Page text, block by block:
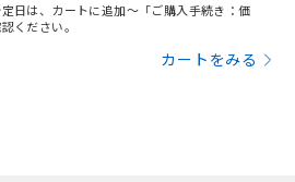
日は、カートに追加～「ご購入手続き：価
ください。
カートをみる